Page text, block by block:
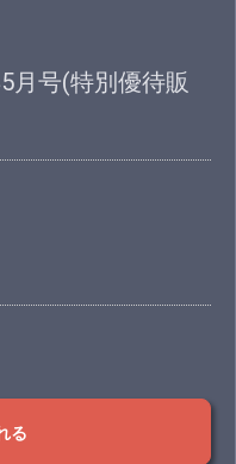
月号(特別優待販
る